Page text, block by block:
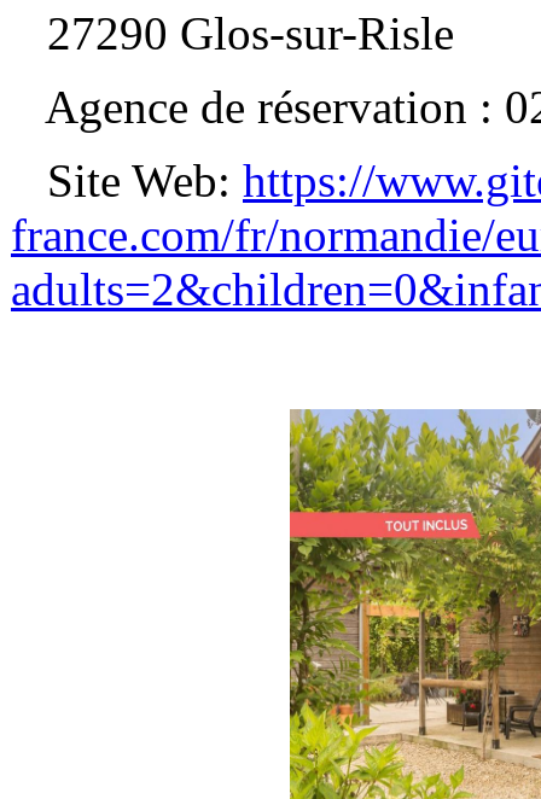
27290 Glos-sur-Risle
Agence de réservation :
Site Web: https://
france.com/fr/normandie/